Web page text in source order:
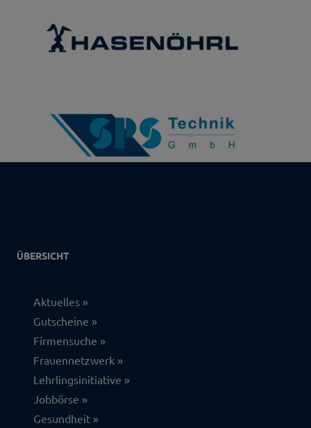
ÜBERSICHT
Aktuelles
Gutscheine
Firmensuche
Frauennetzwerk
Lehrlingsinitiative
Jobbörse
Gesundheit